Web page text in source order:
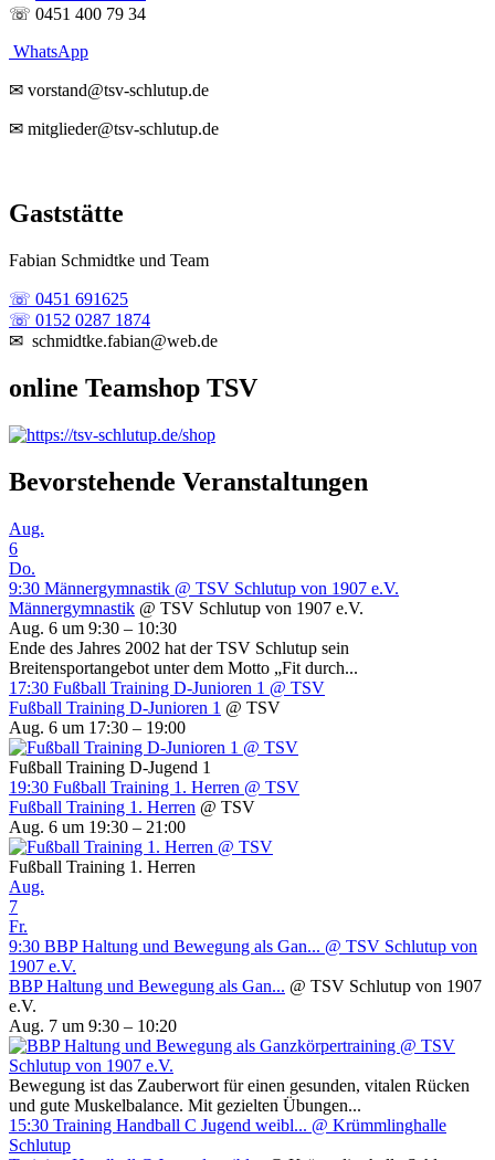
☏ 0451 400 79 34
WhatsApp
✉ vorstand@tsv-schlutup.de
✉ mitglieder@tsv-schlutup.de
Gaststätte
Fabian Schmidtke und Team
☏ 0451 691625
☏ 0152 0287 1874
✉ schmidtke.fabian@web.de
online Teamshop TSV
Bevorstehende Veranstaltungen
Aug.
6
Do.
9:30 Männergymnastik @ TSV Schlutup von 1907 e.V.
Männergymnastik @ TSV Schlutup von 1907 e.V.
Aug. 6 um 9:30 – 10:30
Ende des Jahres 2002 hat der TSV Schlutup sein
Breitensportangebot unter dem Motto „Fit durch...
17:30 Fußball Training D-Junioren 1 @ TSV
Fußball Training D-Junioren 1 @ TSV
Aug. 6 um 17:30 – 19:00
Fußball Training D-Jugend 1
19:30 Fußball Training 1. Herren @ TSV
Fußball Training 1. Herren @ TSV
Aug. 6 um 19:30 – 21:00
Fußball Training 1. Herren
Aug.
7
Fr.
9:30 BBP Haltung und Bewegung als Gan... @ TSV Schlutup von
1907 e.V.
BBP Haltung und Bewegung als Gan... @ TSV Schlutup von 1907
e.V.
Aug. 7 um 9:30 – 10:20
Bewegung ist das Zauberwort für einen gesunden, vitalen Rücken
und gute Muskelbalance. Mit gezielten Übungen...
15:30 Training Handball C Jugend weibl... @ Krümmlinghalle
Schlutup